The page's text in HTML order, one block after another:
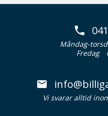
Måndag-
Fredag
Vi svarar alltid